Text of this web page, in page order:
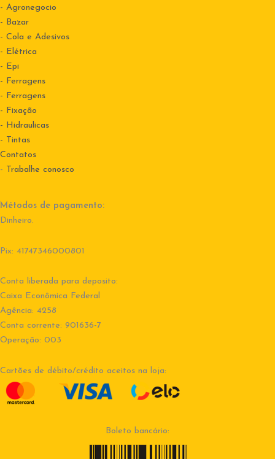
- Agronegocio
- Bazar
- Cola e Adesivos
- Elétrica
- Epi
- Ferragens
- Ferragens
- Fixação
- Hidraulicas
- Tintas
Contatos
- Trabalhe conosco
Métodos de pagamento:
Dinheiro.
Pix: 41747346000801
Conta liberada para deposito:
Caixa Econômica Federal
Agência: 4258
Conta corrente: 901636-7
Operação: 003
Cartões de débito/crédito aceitos na loja:
Boleto bancário: